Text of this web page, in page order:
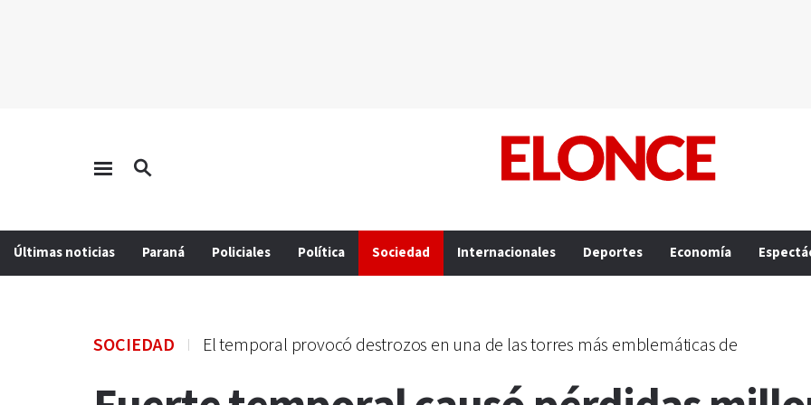
Últimas noticias Paraná Policiales Política Sociedad Internacionales Deportes Economía
SOCIEDAD El temporal provocó destrozos en una de las torres más emblemáticas de